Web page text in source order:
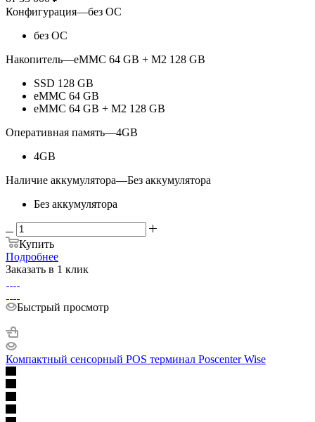
Конфигурация—без ОС
без ОС
Накопитель—eMMC 64 GB + M2 128 GB
SSD 128 GB
eMMC 64 GB
eMMC 64 GB + M2 128 GB
Оперативная память—4GB
4GB
Наличие аккумулятора—Без аккумулятора
Без аккумулятора
Купить
Подробнее
Заказать в 1 клик
Быстрый просмотр
Компактный сенсорный POS терминал Poscenter Wise